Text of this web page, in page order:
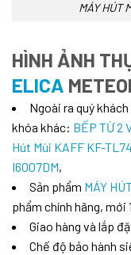
MÁY HÚT
HÌNH ẢNH
ELICA
Ngoài ra quý
khóa khác: BẾP TỪ 2
Hút Mùi KAFF KF-
I6007DM,
Sản phẩm MÁY
phẩm chính hãng,
Giao hàng và lắp
Chế độ bảo hành